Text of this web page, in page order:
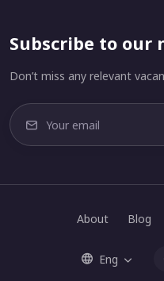
Subscribe to our
Don’t miss any relevant
About Blog
Eng